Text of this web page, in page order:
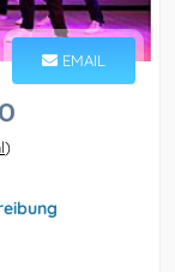
EMAIL
)